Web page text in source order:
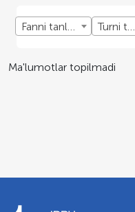
Fanni tanlang Turni tanlang
Ma'lumotlar topilmadi